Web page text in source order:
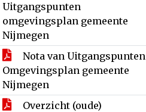
Uitgangspunten
omgevingsplan gemeente
Nijmegen
Nota van Uitgangspunten
Omgevingsplan gemeente
Nijmegen
Overzicht (oude)